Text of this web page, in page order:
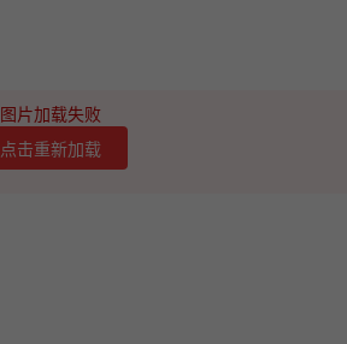
图片加载失败
点击重新加载